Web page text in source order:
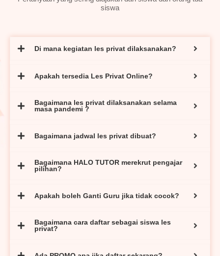
siswa
Di mana kegiatan les privat dilaksanakan?
Apakah tersedia Les Privat Online?
Bagaimana les privat dilaksanakan selama
masa pandemi ?
Bagaimana jadwal les privat dibuat?
Bagaimana HALO TUTOR merekrut pengajar
pilihan?
Apakah boleh Ganti Guru jika tidak cocok?
Bagaimana cara daftar sebagai siswa les
privat?